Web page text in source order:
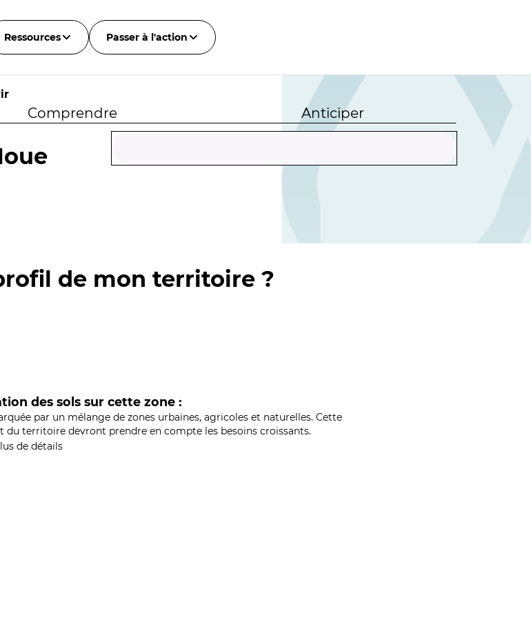
Ressources Passer à l'action
Comprendre Anticiper
de mon territoire ?
des sols sur cette zone :
par un mélange de zones urbaines, agricoles et naturelles. Cette
territoire devront prendre en compte les besoins croissants.
de détails